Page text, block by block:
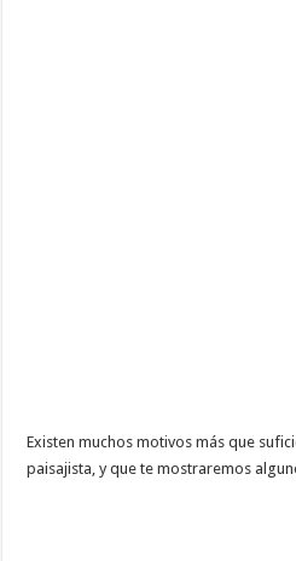
Existen muchos motivos más que
paisajista, y que te mostraremos